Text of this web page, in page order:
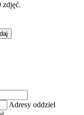
zdjęć.
Adresy oddziel